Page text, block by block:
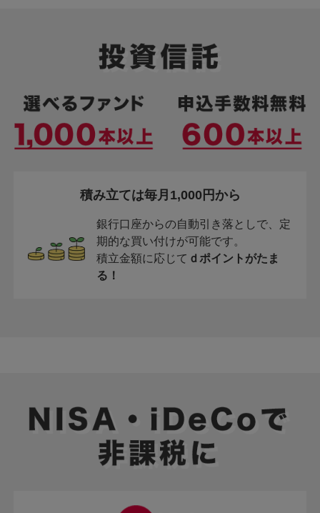
積み立ては毎月1,000円から
銀行口座からの自動引き落としで、定
期的な買い付けが可能です。
積立金額に応じて ｄポイントがたま
る！